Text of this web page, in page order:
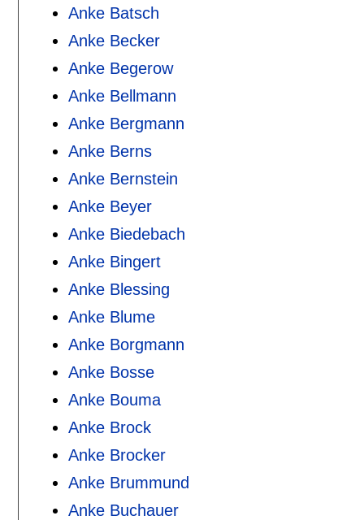
Anke Batsch
Anke Becker
Anke Begerow
Anke Bellmann
Anke Bergmann
Anke Berns
Anke Bernstein
Anke Beyer
Anke Biedebach
Anke Bingert
Anke Blessing
Anke Blume
Anke Borgmann
Anke Bosse
Anke Bouma
Anke Brock
Anke Brocker
Anke Brummund
Anke Buchauer